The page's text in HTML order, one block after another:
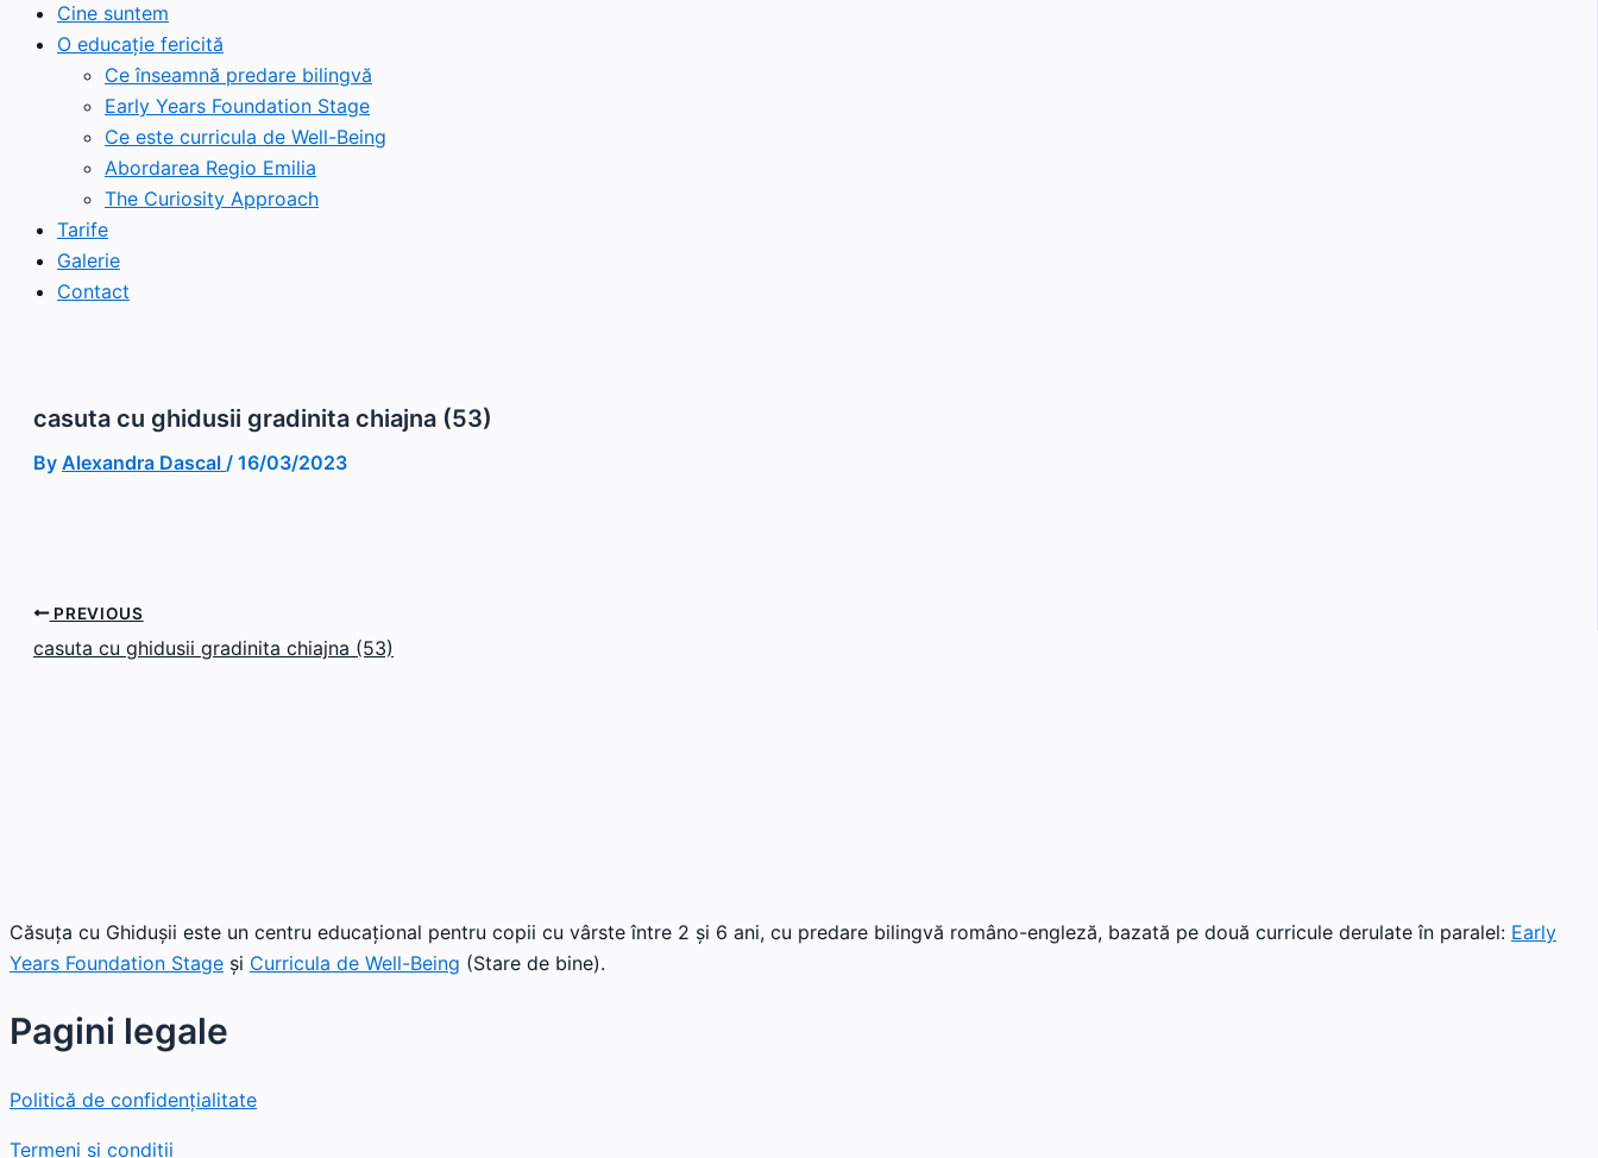
Cine suntem
O educație fericită
Ce înseamnă predare bilingvă
Early Years Foundation Stage
Ce este curricula de Well-Being
Abordarea Regio Emilia
The Curiosity Approach
Tarife
Galerie
Contact
casuta cu ghidusii gradinita chiajna (53)
By Alexandra Dascal / 16/03/2023
PREVIOUS
casuta cu ghidusii gradinita chiajna (53)
Căsuța cu Ghidușii este un centru educațional pentru copii cu vârste între 2 și 6 ani, cu predare bilingvă româno-engleză, bazată pe două curricule derulate în paralel: Early
Years Foundation Stage și Curricula de Well-Being (Stare de bine).
Pagini legale
Politică de confidențialitate
Termeni și condiții